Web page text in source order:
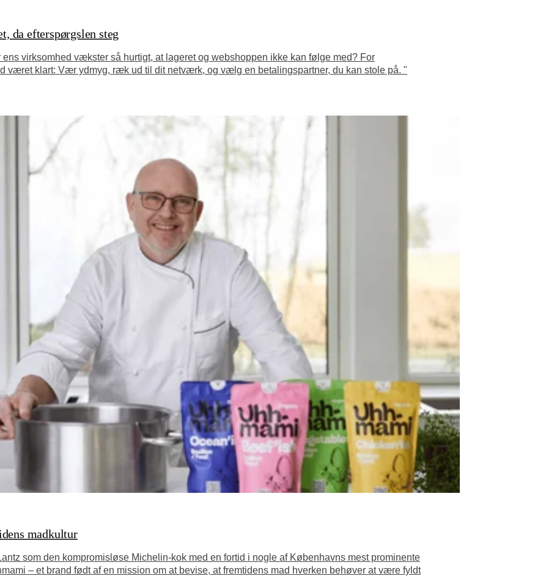
da efterspørgslen steg
ens virksomhed vækster så hurtigt, at lageret og webshoppen ikke kan følge med? For
været klart: Vær ydmyg, ræk ud til dit netværk, og vælg en betalingspartner, du kan stole på. "
madkultur
som den kompromisløse Michelin-kok med en fortid i nogle af Københavns mest prominente
– et brand født af en mission om at bevise, at fremtidens mad hverken behøver at være fyldt